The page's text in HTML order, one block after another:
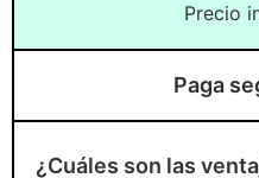
Precio
Paga
¿Cuáles son las